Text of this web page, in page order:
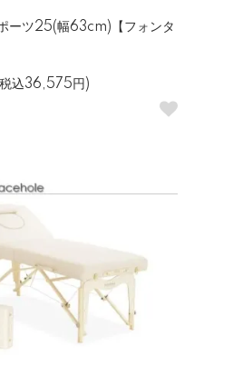
ーツ25(幅63cm)【フォンタ
込36,575円)